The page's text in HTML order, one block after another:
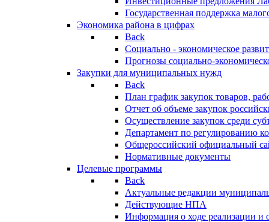
Государственная поддержка
Экономика района в цифрах
Back
Социально - экономическое
Прогнозы социально-
Закупки для муниципальных нужд
Back
План график закупок товаров,
Отчет об объеме закупок
Осуществление закупок среди
Департамент по регулированию
Общероссийский официальный
Нормативные документы
Целевые программы
Back
Актуальные редакции
Действующие НПА
Информация о ходе реализации